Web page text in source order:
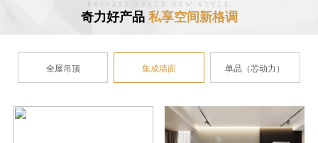
PRIVATE SPACE NEW STYLE
奇力好产品 私享空间新格调
全屋吊顶 集成墙面 单品（芯动力）